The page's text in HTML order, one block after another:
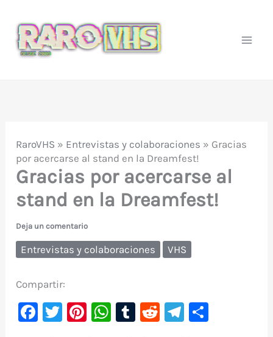
contenido
RaroVHS » Entrevistas y colaboraciones » Gracias
por acercarse al stand en la Dreamfest!
Gracias por acercarse al
stand en la Dreamfest!
Deja un comentario
Entrevistas y colaboraciones VHS
Compartir:
F
T
Pi W T
R
Te